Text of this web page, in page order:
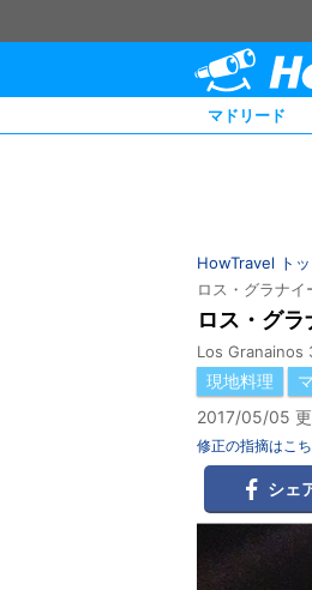
マドリード
HowTravel ト
ロス・グラナ
ロス・グ
Los Granainos
現地料理
2017/05/05
修正の指摘はこ
シェ